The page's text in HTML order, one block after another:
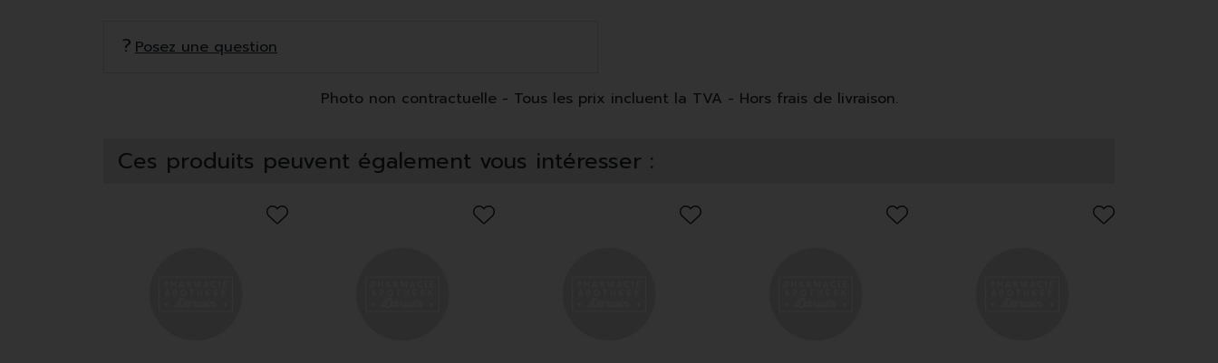
Posez une question
Photo non contractuelle - Tous les prix incluent la TVA - Hors frais de livraison.
Ces produits peuvent également vous intéresser :